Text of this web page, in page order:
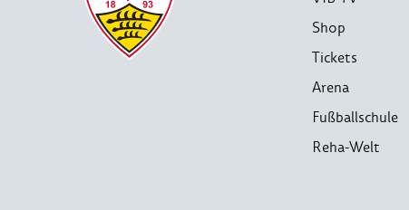
Shop
Tickets
Arena
Fußballschule
Reha-Welt